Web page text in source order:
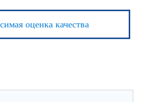
оценка качества